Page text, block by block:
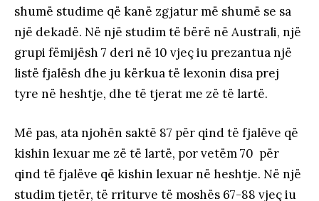
shumë studime që kanë zgjatur më shumë se sa
një dekadë. Në një studim të bërë në Australi, një
grupi fëmijësh 7 deri në 10 vjeç iu prezantua një
listë fjalësh dhe ju kërkua të lexonin disa prej
tyre në heshtje, dhe të tjerat me zë të lartë.
Më pas, ata njohën saktë 87 për qind të fjalëve që
kishin lexuar me zë të lartë, por vetëm 70 për
qind të fjalëve që kishin lexuar në heshtje. Në një
studim tjetër, të rriturve të moshës 67-88 vjeç iu